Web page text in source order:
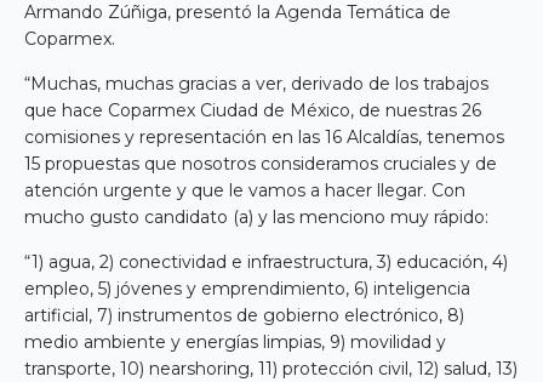
Armando Zúñiga, presentó la Agenda Temática de
Coparmex.
“Muchas, muchas gracias a ver, derivado de los trabajos
que hace Coparmex Ciudad de México, de nuestras 26
comisiones y representación en las 16 Alcaldías, tenemos
15 propuestas que nosotros consideramos cruciales y de
atención urgente y que le vamos a hacer llegar. Con
mucho gusto candidato (a) y las menciono muy rápido:
“1) agua, 2) conectividad e infraestructura, 3) educación, 4)
empleo, 5) jóvenes y emprendimiento, 6) inteligencia
artificial, 7) instrumentos de gobierno electrónico, 8)
medio ambiente y energías limpias, 9) movilidad y
transporte, 10) nearshoring, 11) protección civil, 12) salud, 13)